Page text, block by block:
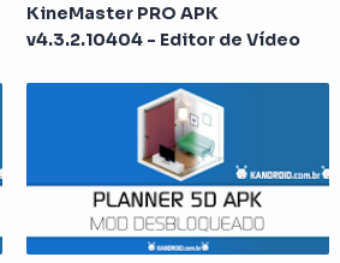
KineMaster PRO APK
v4.3.2.10404 - Editor de Vídeo